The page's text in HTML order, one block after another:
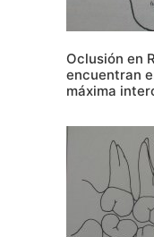
Oclusión en
encuentran
máxima